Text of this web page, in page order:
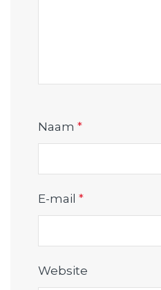
Naam *
E-mail *
Website